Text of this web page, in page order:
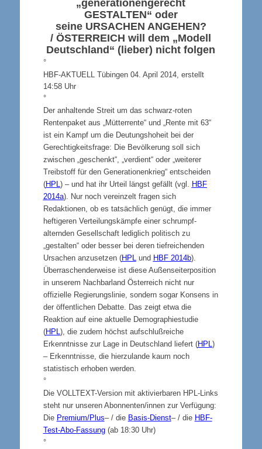
„generationengerecht
GESTALTEN“ oder
seine URSACHEN ANGEHEN?
/ ÖSTERREICH will dem „Modell
Deutschland“ (lieber) nicht folgen
°
HBF-AKTUELL Tübingen 04. April 2014, erstellt
14:58 Uhr
°
Der anhaltende Streit um das schwarz-roten
Rentenpaket aus „Mütterrente“ und „Rente mit 63“
ist ein Kampf um die Deutungshoheit bei der
Gerechtigkeitsfrage: Die Bevölkerung soll sich
zwischen „geschenkt“, „verdient“ oder „weiterer
Treibstoff für den Generationenkrieg“ entscheiden
(HPL) – und hat ihr Urteil längst gefällt (vgl. HBF
2014a). Nur noch vereinzelt fragen sich
Redaktionen, ob es tatsächlich genügt, die immer
heftigeren Verteilungskämpfe einer schrumpf-
alternden Gesellschaft lediglich politisch zu
„gestalten“ oder besser bei deren tiefreichenden
Ursachen anzusetzen (HPLund HBF 2014b).
Überraschenderweise ist diese Außenseiterposition
in unserem Nachbarland Österreich nicht nur
offizielle Regierungslinie, sondern sogar Konsens in
der öffentlichen Debatte. Das zeigt etwa die
Reaktion auf eine aktuelle Demographiestudie
(HPL), die zudem höchst aufschlußreiche
Erkenntnisse zur Lage in Deutschland liefert (HPL)
– Erkenntnisse, die hierzulande kaum noch
statistisch erhoben werden.
°
Die VOLLTEXT-Version mit aktivierbaren HPL-Links
steht nur unseren Abonnenten/innen zur Verfügung:
Die Premium/Plus– / die Basis-Dienst– / die HBF-
Test-Abo-Fassung(ab 18:30 Uhr)
°